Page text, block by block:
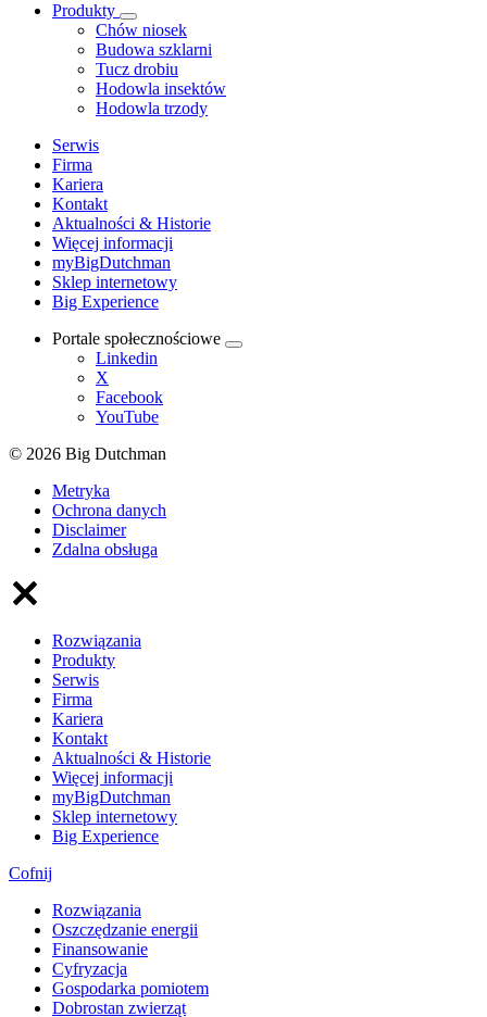
Produkty
Chów niosek
Budowa szklarni
Tucz drobiu
Hodowla insektów
Hodowla trzody
Serwis
Firma
Kariera
Kontakt
Aktualności & Historie
Więcej informacji
myBigDutchman
Sklep internetowy
Big Experience
Portale społecznościowe
Linkedin
X
Facebook
YouTube
© 2026 Big Dutchman
Metryka
Ochrona danych
Disclaimer
Zdalna obsługa
Rozwiązania
Produkty
Serwis
Firma
Kariera
Kontakt
Aktualności & Historie
Więcej informacji
myBigDutchman
Sklep internetowy
Big Experience
Cofnij
Rozwiązania
​Oszczędzanie energii
Finansowanie
Cyfryzacja
Gospodarka pomiotem
Dobrostan zwierząt